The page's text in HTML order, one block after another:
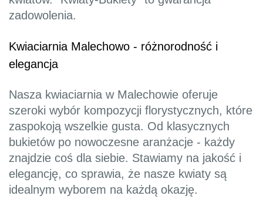
zadowolenia.
Kwiaciarnia Malechowo - różnorodność i
elegancja
Nasza kwiaciarnia w Malechowie oferuje
szeroki wybór kompozycji florystycznych, które
zaspokoją wszelkie gusta. Od klasycznych
bukietów po nowoczesne aranżacje - każdy
znajdzie coś dla siebie. Stawiamy na jakość i
elegancję, co sprawia, że nasze kwiaty są
idealnym wyborem na każdą okazję.